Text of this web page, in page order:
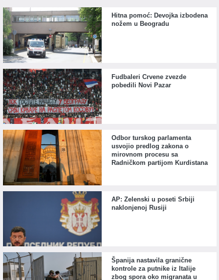
Hitna pomoć: Devojka izbodena
nožem u Beogradu
Fudbaleri Crvene zvezde
pobedili Novi Pazar
Odbor turskog parlamenta
usvojio predlog zakona o
mirovnom procesu sa
Radničkom partijom Kurdistana
AP: Zelenski u poseti Srbiji
naklonjenoj Rusiji
Španija nastavila granične
kontrole za putnike iz Italije
zbog spora oko migranata u